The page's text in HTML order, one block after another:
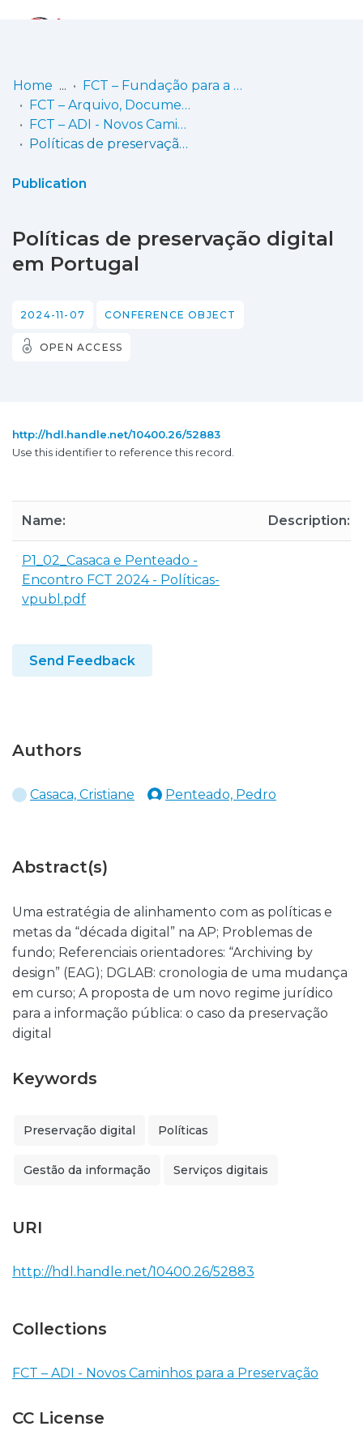
Communities
& Collections
Statistics
Home
FCT – Fundação para a Ciência e a Tecnologia
FCT – Arquivo, Documentação e Informação
FCT – ADI - Novos Caminhos para a Preservação
Políticas de preservação digital em Portugal
Publication
Políticas de preservação digital
em Portugal
2024-11-07 CONFERENCE OBJECT
OPEN ACCESS
http://hdl.handle.net/10400.26/52883
Use this identifier to reference this record.
Name: Description:
P1_02_Casaca e Penteado -
Encontro FCT 2024 - Políticas-
vpubl.pdf
Send Feedback
Authors
Casaca, Cristiane Penteado, Pedro
Abstract(s)
Uma estratégia de alinhamento com as políticas e
metas da “década digital” na AP; Problemas de
fundo; Referenciais orientadores: “Archiving by
design” (EAG); DGLAB: cronologia de uma mudança
em curso; A proposta de um novo regime jurídico
para a informação pública: o caso da preservação
digital
Keywords
Preservação digital Políticas
Gestão da informação Serviços digitais
URI
http://hdl.handle.net/10400.26/52883
Collections
FCT – ADI - Novos Caminhos para a Preservação
CC License